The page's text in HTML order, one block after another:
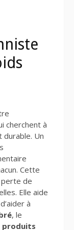
cherchent à
durable. Un
Cette
perte de
Elle aide
à
, le
produits